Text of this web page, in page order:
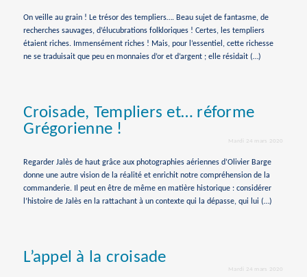
On veille au grain ! Le trésor des templiers…. Beau sujet de fantasme, de
recherches sauvages, d’élucubrations folkloriques ! Certes, les templiers
étaient riches. Immensément riches ! Mais, pour l’essentiel, cette richesse
ne se traduisait que peu en monnaies d’or et d’argent ; elle résidait (…)
Croisade, Templiers et… réforme
Grégorienne !
Mardi 24 mars 2020
Regarder Jalès de haut grâce aux photographies aériennes d’Olivier Barge
donne une autre vision de la réalité et enrichit notre compréhension de la
commanderie. Il peut en être de même en matière historique : considérer
l’histoire de Jalès en la rattachant à un contexte qui la dépasse, qui lui (…)
L’appel à la croisade
Mardi 24 mars 2020